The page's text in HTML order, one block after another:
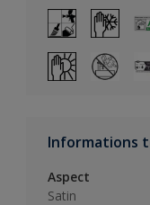
Informations
Aspect
Satin